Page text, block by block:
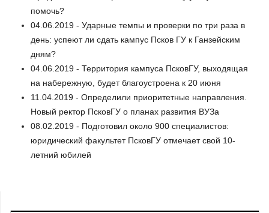
помочь?
04.06.2019 - Ударные темпы и проверки по три раза в
день: успеют ли сдать кампус Псков ГУ к Ганзейским
дням?
04.06.2019 - Территория кампуса ПсковГУ, выходящая
на набережную, будет благоустроена к 20 июня
11.04.2019 - Определили приоритетные направления.
Новый ректор ПсковГУ о планах развития ВУЗа
08.02.2019 - Подготовил около 900 специалистов:
юридический факультет ПсковГУ отмечает свой 10-
летний юбилей